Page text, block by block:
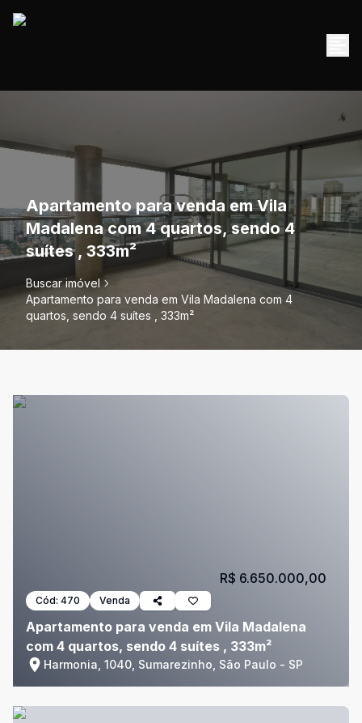
Apartamento para venda em Vila
Madalena com 4 quartos, sendo 4
suítes , 333m²
Buscar imóvel
Apartamento para venda em Vila Madalena com 4
quartos, sendo 4 suítes , 333m²
Cód: 470 Venda
Apartamento para venda em Vila Madalena
com 4 quartos, sendo 4 suítes , 333m²
Harmonia, 1040, Sumarezinho, São Paulo - SP
R$ 6.650.000,00